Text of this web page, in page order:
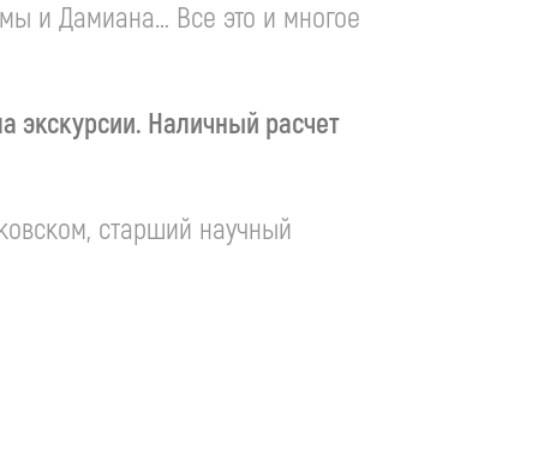
и Дамиана… Все это и многое
экскурсии. Наличный расчет
, старший научный